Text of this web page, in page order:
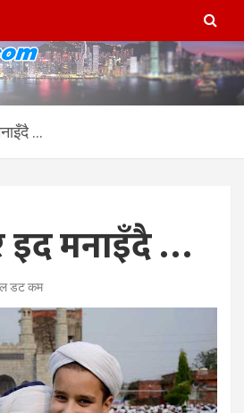
– हङकङबाट
नेपाली अनलाईन
hk nepal com
…
मनाइँदै …
डट कम